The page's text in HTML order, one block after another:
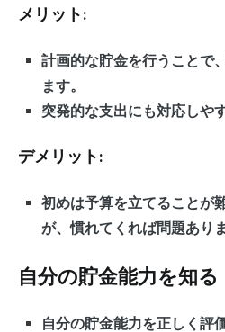
メリット:
計画的な貯金を行うことで
ます。
突発的な支出にも対応しや
デメリット:
初めは予算を立てることが
が、慣れてくれば問題あり
自分の貯金能力を知る
自分の貯金能力を正しく評